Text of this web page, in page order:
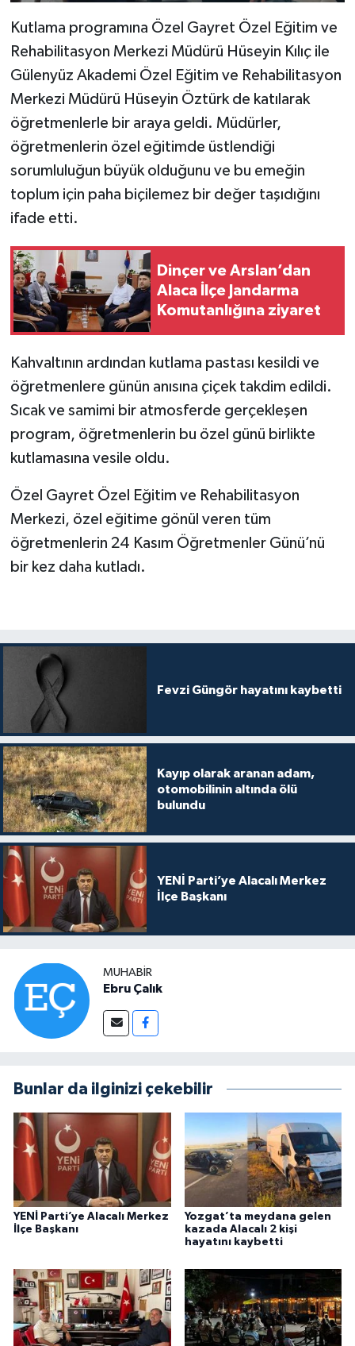
Kutlama programına Özel Gayret Özel Eğitim ve
Rehabilitasyon Merkezi Müdürü Hüseyin Kılıç ile
Gülenyüz Akademi Özel Eğitim ve Rehabilitasyon
Merkezi Müdürü Hüseyin Öztürk de katılarak
öğretmenlerle bir araya geldi. Müdürler,
öğretmenlerin özel eğitimde üstlendiği
sorumluluğun büyük olduğunu ve bu emeğin
toplum için paha biçilemez bir değer taşıdığını
ifade etti.
Dinçer ve Arslan’dan
Alaca İlçe Jandarma
Komutanlığına ziyaret
Kahvaltının ardından kutlama pastası kesildi ve
öğretmenlere günün anısına çiçek takdim edildi.
Sıcak ve samimi bir atmosferde gerçekleşen
program, öğretmenlerin bu özel günü birlikte
kutlamasına vesile oldu.
Özel Gayret Özel Eğitim ve Rehabilitasyon
Merkezi, özel eğitime gönül veren tüm
öğretmenlerin 24 Kasım Öğretmenler Günü’nü
bir kez daha kutladı.
Fevzi Güngör hayatını kaybetti
Kayıp olarak aranan adam,
otomobilinin altında ölü
bulundu
YENİ Parti’ye Alacalı Merkez
İlçe Başkanı
MUHABIR
Ebru Çalık
Bunlar da ilginizi çekebilir
YENİ Parti’ye Alacalı Merkez
İlçe Başkanı
Yozgat’ta meydana gelen
kazada Alacalı 2 kişi
hayatını kaybetti